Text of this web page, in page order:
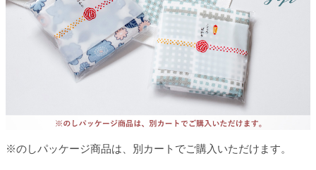
※のしパッケージ商品は、別カートでご購入いただけます。